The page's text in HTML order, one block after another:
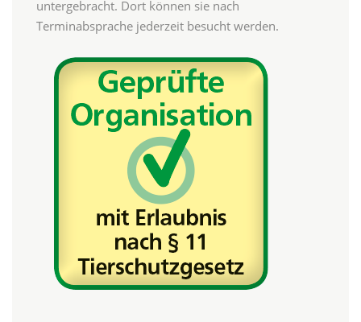
untergebracht. Dort können sie nach
Terminabsprache jederzeit besucht werden.